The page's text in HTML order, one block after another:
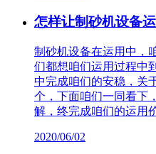
怎样让制砂机设备
制砂机设备在运用中，
们都想咱们运用过程中
中完成咱们的安稳，关
个，下面咱们一同看下
解，终完成咱们的运用
2020/06/02